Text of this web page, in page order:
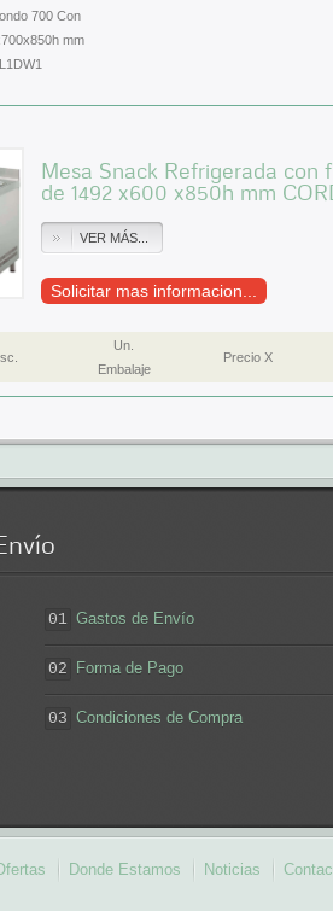
700 Con
mm
Mesa Snack Refrigerada con
de 1492 x600 x850h mm
VER MÁS...
Solicitar mas informacion...
Un.
Embalaje
Precio X
01 Gastos de Envío
02 Forma de Pago
03 Condiciones de Compra
Donde Estamos Noticias